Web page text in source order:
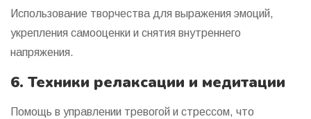
Использование творчества для выражения эмоций,
укрепления самооценки и снятия внутреннего
напряжения.
6. Техники релаксации и медитации
Помощь в управлении тревогой и стрессом, что